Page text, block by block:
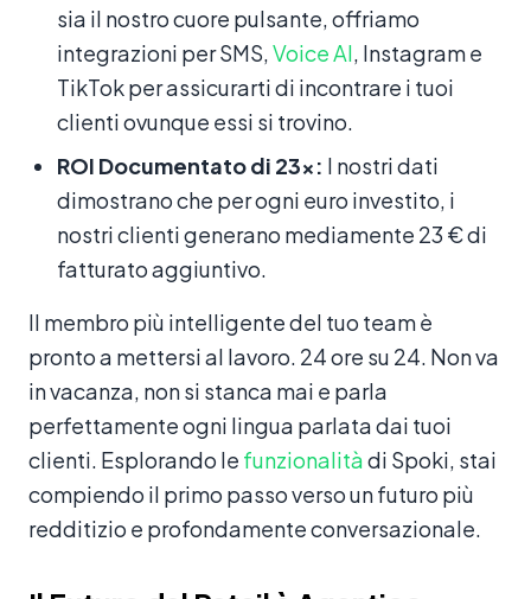
sia il nostro cuore pulsante, offriamo
integrazioni per SMS,Voice AI, Instagram e
TikTok per assicurarti di incontrare i tuoi
clienti ovunque essi si trovino.
ROI Documentato di 23x: I nostri dati
dimostrano che per ogni euro investito, i
nostri clienti generano mediamente 23 € di
fatturato aggiuntivo.
Il membro più intelligente del tuo team è
pronto a mettersi al lavoro. 24 ore su 24. Non va
in vacanza, non si stanca mai e parla
perfettamente ogni lingua parlata dai tuoi
clienti. Esplorando le funzionalitàdi Spoki, stai
compiendo il primo passo verso un futuro più
redditizio e profondamente conversazionale.